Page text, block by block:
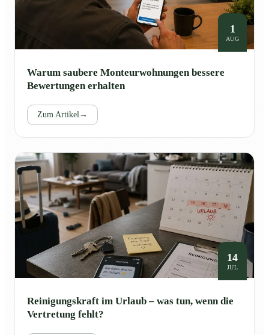
1
AUG
Warum saubere Monteurwohnungen bessere
Bewertungen erhalten
Zum Artikel→
14
JUL
Reinigungskraft im Urlaub – was tun, wenn die
Vertretung fehlt?